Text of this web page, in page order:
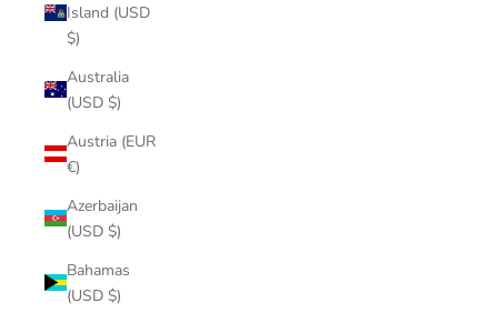
Island (USD
$)
Australia
(USD $)
Austria (EUR
€)
Azerbaijan
(USD $)
Bahamas
(USD $)